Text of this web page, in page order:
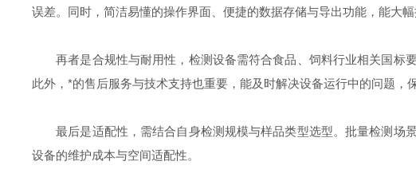
误差。同时，简洁易懂的操作界面、便捷的数据存储与导出功能，能大
再者是合规性与耐用性，检测设备需符合食品、饲料行业相关国标要
此外，*的售后服务与技术支持也重要，能及时解决设备运行中的问题，
最后是适配性，需结合自身检测规模与样品类型选型。批量检测场
设备的维护成本与空间适配性。